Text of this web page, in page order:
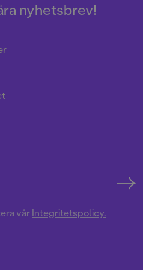
nyhetsbrev!
vårIntegritetspolicy.